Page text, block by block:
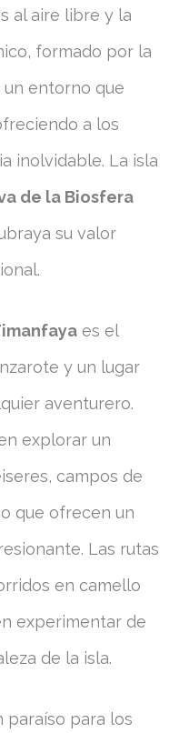
al aire libre y la
formado por la
entorno que
a los
inolvidable. La isla
de la Biosfera
su valor
es el
y un lugar
aventurero.
explorar un
campos de
que ofrecen un
Las rutas
en camello
experimentar de
de la isla.
paraíso para los